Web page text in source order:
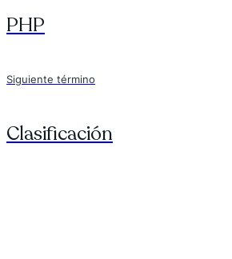
PHP
Siguiente término
Clasificación